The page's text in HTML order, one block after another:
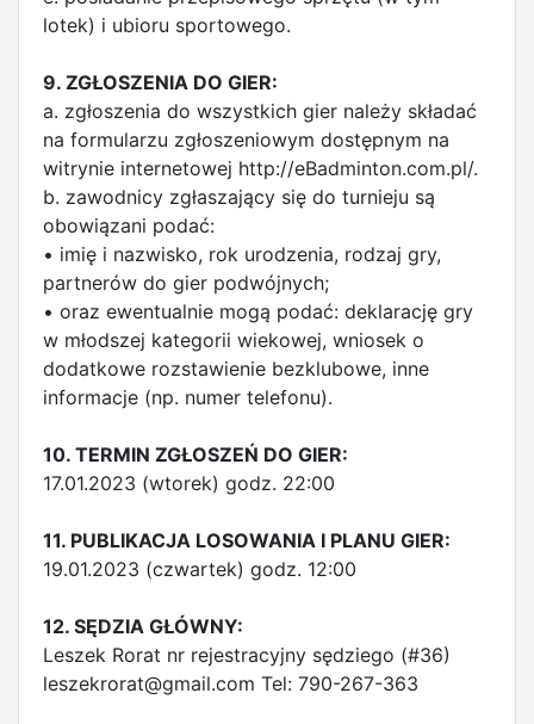
lotek) i ubioru sportowego.
9. ZGŁOSZENIA DO GIER:
a. zgłoszenia do wszystkich gier należy składać
na formularzu zgłoszeniowym dostępnym na
witrynie internetowej http://eBadminton.com.pl/.
b. zawodnicy zgłaszający się do turnieju są
obowiązani podać:
• imię i nazwisko, rok urodzenia, rodzaj gry,
partnerów do gier podwójnych;
• oraz ewentualnie mogą podać: deklarację gry
w młodszej kategorii wiekowej, wniosek o
dodatkowe rozstawienie bezklubowe, inne
informacje (np. numer telefonu).
10. TERMIN ZGŁOSZEŃ DO GIER:
17.01.2023 (wtorek) godz. 22:00
11. PUBLIKACJA LOSOWANIA I PLANU GIER:
19.01.2023 (czwartek) godz. 12:00
12. SĘDZIA GŁÓWNY:
Leszek Rorat nr rejestracyjny sędziego (#36)
leszekrorat@gmail.com Tel: 790-267-363